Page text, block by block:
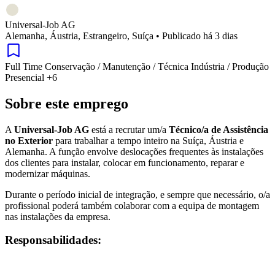
Universal-Job AG
Alemanha, Áustria, Estrangeiro, Suíça • Publicado há 3 dias
Full Time Conservação / Manutenção / Técnica Indústria / Produção
Presencial +6
Sobre este emprego
A Universal-Job AG está a recrutar um/a Técnico/a de Assistência
no Exterior para trabalhar a tempo inteiro na Suíça, Áustria e
Alemanha. A função envolve deslocações frequentes às instalações
dos clientes para instalar, colocar em funcionamento, reparar e
modernizar máquinas.
Durante o período inicial de integração, e sempre que necessário, o/a
profissional poderá também colaborar com a equipa de montagem
nas instalações da empresa.
Responsabilidades: